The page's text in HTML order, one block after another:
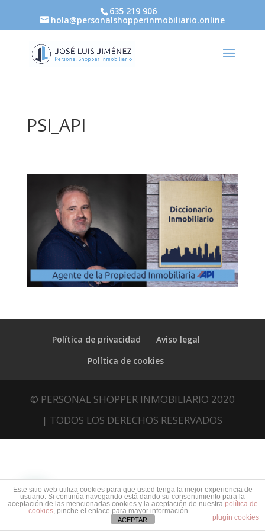
635 219 906
hola@personalshopperinmobiliario.online
PSI_API
Política de privacidad
Aviso legal
Política de cookies
© PERSONAL SHOPPER INMOBILIARIO 2020
| TODOS LOS DERECHOS RESERVADOS
Este sitio web utiliza cookies para que usted tenga la mejor experiencia de
usuario. Si continúa navegando está dando su consentimiento para la
aceptación de las mencionadas cookies y la aceptación de nuestra política de
cookies, pinche el enlace para mayor información.
plugin cookies
ACEPTAR